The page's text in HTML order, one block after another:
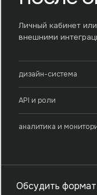
Личный кабинет
внешними
дизайн-система
API и роли
аналитика и
Обсудить формат